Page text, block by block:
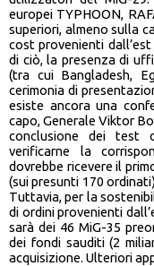
europei TYPHOON,
superiori, almeno sulla
cost provenienti
di ciò, la presenza di
(tra cui Bangladesh,
cerimonia di
esiste ancora una
capo, Generale Viktor
conclusione dei test
verificarne la
dovrebbe ricevere il
(sui presunti 170
Tuttavia, per la
di ordini provenienti
sarà dei 46 MiG-35
dei fondi sauditi (2
acquisizione. Ulteriori